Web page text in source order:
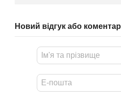
Новий відгук або коментар